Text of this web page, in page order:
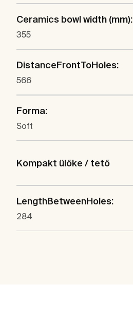
Ceramics bowl width (mm):
355
DistanceFrontToHoles:
566
Forma:
Soft
Kompakt ülőke / tető
LengthBetweenHoles:
284